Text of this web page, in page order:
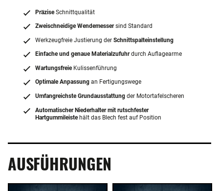
PräziseSchnittqualität
Zweischneidige Wendemessersind Standard
Werkzeugfreie Justierung der Schnittspalteinstellung
Einfache und genaue Materialzufuhrdurch Auflagearme
WartungsfreieKulissenführung
Optimale Anpassung an Fertigungswege
Umfangreichste Grundausstattung der Motortafelscheren
Automatischer Niederhalter mit rutschfester
Hartgummileistehält das Blech fest auf Position
AUSFÜHRUNGEN